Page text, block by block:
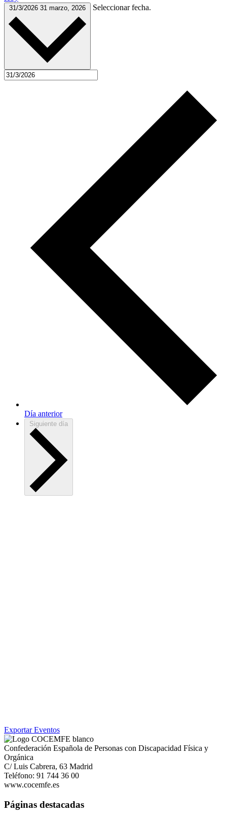
31/3/2026 31 marzo, 2026 Seleccionar fecha.
Día anterior
Exportar Eventos
Confederación Española de Personas con Discapacidad Física y
Orgánica
C/ Luis Cabrera, 63 Madrid
Teléfono: 91 744 36 00
www.cocemfe.es
Páginas destacadas